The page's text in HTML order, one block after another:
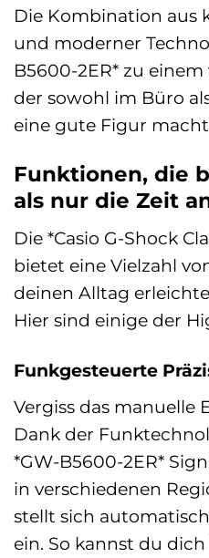
Die Kombination aus
und moderner
B5600-2ER* zu
der sowohl im Büro
eine gute Figur
Funktionen, die
als nur die Zeit
Die *Casio G-Shock
bietet eine Vielzahl
deinen Alltag
Hier sind einige der
Funkgesteuerte
Vergiss das manuelle
Dank der
*GW-B5600-2ER*
in verschiedenen
stellt sich
ein. So kannst du